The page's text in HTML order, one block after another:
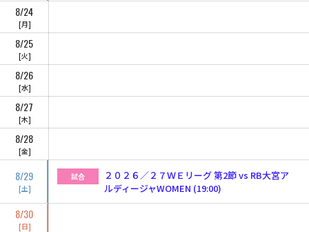
8/24
月
8/25
火
8/26
水
8/27
木
8/28
金
8/29
土
試合
２０２６／２７ＷＥリーグ 第2節 vs RB大宮ア
ルディージャWOMEN (19:00)
8/30
日